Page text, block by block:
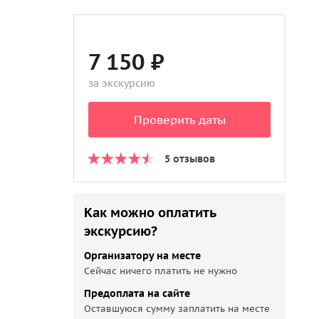
7 150 ₽
за экскурсию
Проверить даты
5 отзывов
Как можно оплатить
экскурсию?
Организатору на месте
Сейчас ничего платить не нужно
Предоплата на сайте
Оставшуюся сумму заплатить на месте